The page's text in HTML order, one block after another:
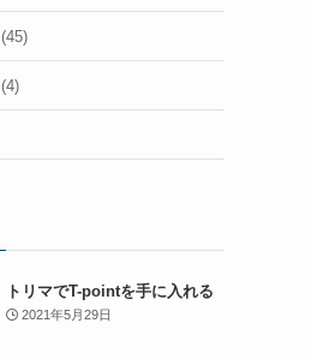
(45)
(4)
トリマでT-pointを手に入れる
2021年5月29日